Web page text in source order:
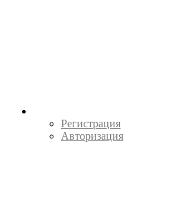
Регистрация
Авторизация